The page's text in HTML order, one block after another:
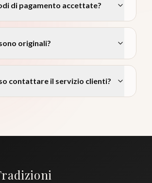
di pagamento accettate?
originali?
contattare il servizio clienti?